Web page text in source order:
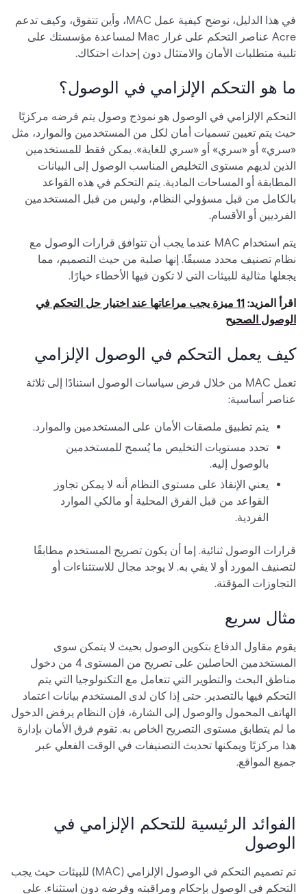
في هذا الدليل، نوضح كيفية عمل MAC، وأين تتفوق، وكيف تدعم
Acre عناصر التحكم على غرار Mac لمساعدة مؤسستك على
تلبية متطلبات الأمان والامتثال دون إحداث احتكاك.
ما هو التحكم الإلزامي في الوصول؟
التحكم الإلزامي في الوصول هو نموذج وصول يتم فرضه مركزيًا
حيث يتم تعيين تسميات أمان لكل من المستخدمين والموارد، مثل
«سري» أو «سري» أو «سري للغاية». يمكن فقط للمستخدمين
الذين لديهم مستوى التخليص المناسب الوصول إلى البيانات
المطابقة أو المساحات المادية. يتم التحكم في هذه القواعد
بالكامل من قبل مسؤولي النظام، وليس من قبل المستخدمين
الفرديين أو الأقسام.
يتم استخدام MAC عندما يجب أن تتوافق قرارات الوصول مع
نظام تصنيف محدد مسبقًا. إنها صلبة من حيث التصميم، مما
يجعلها مثالية للبيئات التي لا تكون فيها الأخطاء خيارًا.
اقرأ المزيد:
11 ميزة يجب مراعاتها عند اختيار حل التحكم في
الوصول الصحيح
كيف يعمل التحكم في الوصول الإلزامي
تعمل MAC من خلال فرض سياسات الوصول استنادًا إلى ثلاثة
عناصر أساسية:
يتم تطبيق ملصقات الأمان على المستخدمين والموارد.
تحدد مستويات التخليص ما يُسمح للمستخدمين
بالوصول إليه.
يعني الإنفاذ على مستوى النظام أنه لا يمكن تجاوز
القواعد من قبل الفرق المحلية أو مالكي الموارد
الفردية.
قرارات الوصول ثنائية. إما أن يكون تصريح المستخدم مطابقًا
لتصنيف المورد أو لا يفي به. لا يوجد مجال للاستثناءات أو
التجاوزات المؤقتة.
مثال سريع
يقوم مقاول الدفاع بتكوين الوصول بحيث لا يتمكن سوى
المستخدمين الحاصلين على تصريح من المستوى 4 من دخول
مناطق البحث والتطوير التي تتعامل مع التكنولوجيا التي يتم
التحكم فيها بالتصدير. حتى إذا كان لدى المستخدم بيانات اعتماد
الهاتف المحمول والوصول إلى الشارة، فإن النظام يرفض الدخول
ما لم يتطابق مستوى التصريح الخاص به. تقوم فرق الأمان بإدارة
هذا مركزيًا ويمكنها تحديث التصنيفات في الوقت الفعلي عبر
جميع المواقع.
الفوائد الرئيسية للتحكم الإلزامي في
الوصول
تم تصميم التحكم في الوصول الإلزامي (MAC) للبيئات حيث يجب
التحكم في الوصول بإحكام ومراقبته وفرضه دون استثناء. على